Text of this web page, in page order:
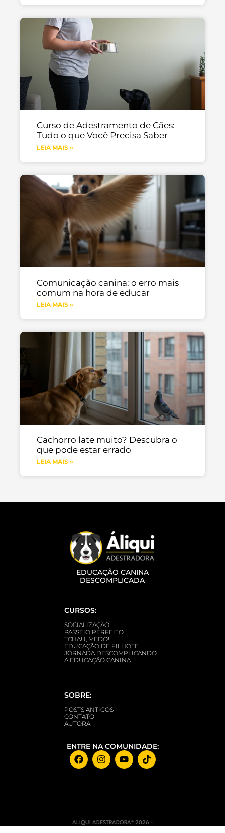
Curso de Adestramento de Cães:
Tudo o que Você Precisa Saber
LEIA MAIS »
Comunicação canina: o erro mais
comum na hora de educar
LEIA MAIS »
Cachorro late muito? Descubra o
que pode estar errado
LEIA MAIS »
EDUCAÇÃO CANINA
DESCOMPLICADA
CURSOS:
SOCIALIZAÇÃO
PASSEIO PERFEITO
TCHAU, MEDO!
EDUCAÇÃO DE FILHOTE
JORNADA DESCOMPLICANDO
A EDUCAÇÃO CANINA
SOBRE:
POSTS ANTIGOS
CONTATO
AUTORA
ENTRE NA COMUNIDADE:
ALIQUI ADESTRADORA® 2026 -